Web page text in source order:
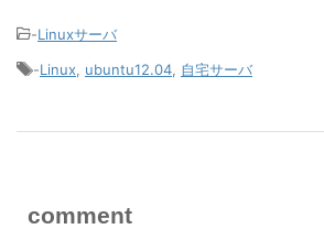
-Linuxサーバ
-Linux ubuntu12.04 自宅サーバ
comment